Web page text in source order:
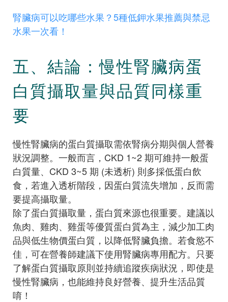
腎臟病可以吃哪些水果？5種低鉀水果推薦與禁忌
水果一次看！
五、結論：慢性腎臟病蛋
白質攝取量與品質同樣重
要
慢性腎臟病的蛋白質攝取需依腎病分期與個人營養
狀況調整。一般而言，CKD 1~2 期可維持一般蛋
白質量、CKD 3~5 期 (未透析) 則多採低蛋白飲
食，若進入透析階段，因蛋白質流失增加，反而需
要提高攝取量。
除了蛋白質攝取量，蛋白質來源也很重要。建議以
魚肉、雞肉、雞蛋等優質蛋白質為主，減少加工肉
品與低生物價蛋白質，以降低腎臟負擔。若食慾不
佳，可在營養師建議下使用腎臟病專用配方。只要
了解蛋白質攝取原則並持續追蹤疾病狀況，即使是
慢性腎臟病，也能維持良好營養、提升生活品質
唷！